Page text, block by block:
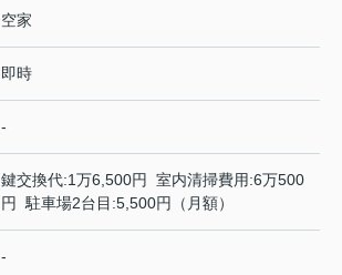
空家
即時
-
鍵交換代:1万6,500円 室内清掃費用:6万500
円 駐車場2台目:5,500円（月額）
-